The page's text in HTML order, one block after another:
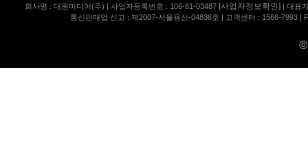
회사명 : 대원미디어(주) | 사업자등록번호 : 106-81-03487 [사업자정보확인] | 대표
통신판매업 신고 : 제2007-서울용산-04838호 | 고객센터 : 1566-7993